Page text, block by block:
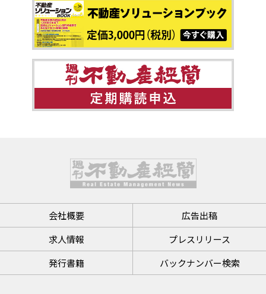
会社概要
広告出稿
求人情報
プレスリリース
発行書籍
バックナンバー検索